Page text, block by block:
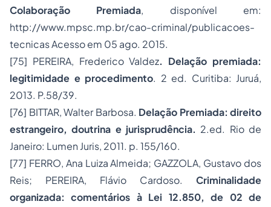
Colaboração Premiada, disponível em:
http://www.mpsc.mp.br/cao-criminal/publicacoes-
tecnicasAcesso em 05 ago. 2015.
[75] PEREIRA, Frederico Valdez. Delação premiada:
legitimidade e procedimento. 2 ed. Curitiba: Juruá,
2013. P.58/39.
[76] BITTAR, Walter Barbosa. Delação Premiada: direito
estrangeiro, doutrina e jurisprudência. 2.ed. Rio de
Janeiro: Lumen Juris, 2011. p. 155/160.
[77] FERRO, Ana Luiza Almeida; GAZZOLA, Gustavo dos
Reis; PEREIRA, Flávio Cardoso. Criminalidade
organizada: comentários à Lei 12.850, de 02 de